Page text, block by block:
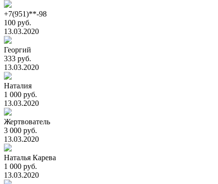
+7(951)**-98
100 руб.
13.03.2020
Георгий
333 руб.
13.03.2020
Наталия
1 000 руб.
13.03.2020
Жертвователь
3 000 руб.
13.03.2020
Наталья Карева
1 000 руб.
13.03.2020